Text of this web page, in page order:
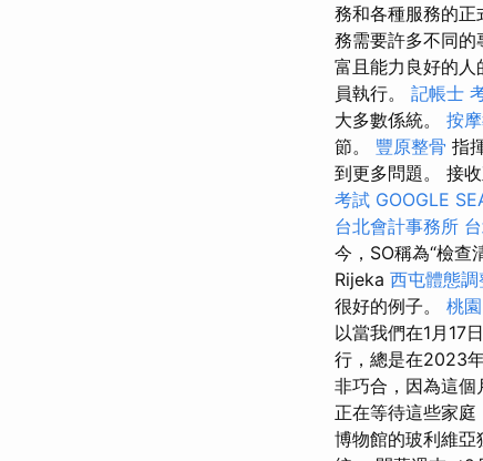
務和各種服務的正
務需要許多不同的
富且能力良好的
員執行。 記帳士
大多數係統。 按
節。 豐原整骨 指
到更多問題。 接
考試 GOOGLE
台北會計事務所
今，SO稱為“檢查
Rijeka 西屯體態調
很好的例子。 桃
以當我們在1月17
行，總是在2023
非巧合，因為這
正在等待這些家
博物館的玻利維亞